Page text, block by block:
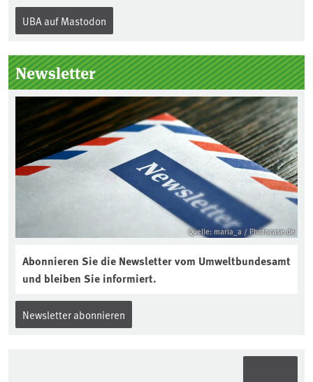
Internationalen Tag des Bodens, der
„Boden des Jahres“ vorgestellt. Das UBA
Kuratorium, wie wird der Boden des
Jahres ausgewählt und was passiert
eigentlich während eines solchen
Bodenjahres? Infos dazu gibt es im
aktuellen Podcast „Soilcast“. Jetzt
reinhören:
https://soilcast.de/interview/sc202-
interview-die-kuer-der-krume/
UBA auf Mastodon
Newsletter
Quelle: maria_a / Photocase.de
Abonnieren Sie die Newsletter vom Umweltbundesamt
und bleiben Sie informiert.
Newsletter abonnieren